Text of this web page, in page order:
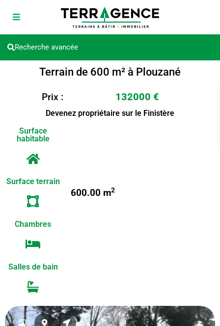
Recherche avancée
Terrain de 600 m² à Plouzané
Prix : 132000 €
Devenez propriétaire sur le Finistère
Surface
habitable
Surface terrain
600.00 m2
Chambres
Salles de bain